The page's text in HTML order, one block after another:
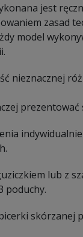
jest
zasad
model
nieznacznej
lub z
poduchy.
skórzanej